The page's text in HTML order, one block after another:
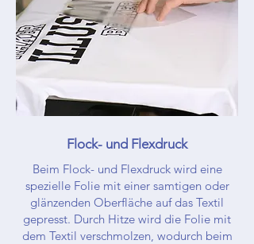
Flock- und Flexdruck
Beim Flock- und Flexdruck wird eine
spezielle Folie mit einer samtigen oder
glänzenden Oberfläche auf das Textil
gepresst. Durch Hitze wird die Folie mit
dem Textil verschmolzen, wodurch beim